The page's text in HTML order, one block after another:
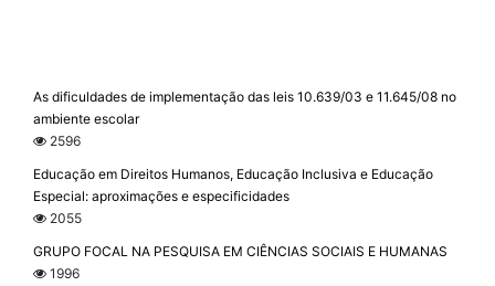
As dificuldades de implementação das leis 10.639/03 e 11.645/08 no
ambiente escolar
2596
Educação em Direitos Humanos, Educação Inclusiva e Educação
Especial: aproximações e especificidades
2055
GRUPO FOCAL NA PESQUISA EM CIÊNCIAS SOCIAIS E HUMANAS
1996